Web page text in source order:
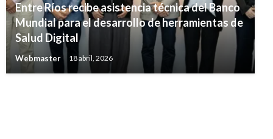
Entre Ríos recibe asistencia técnica del Banco
Mundial para el desarrollo de herramientas de
Salud Digital
Webmaster 18 abril, 2026